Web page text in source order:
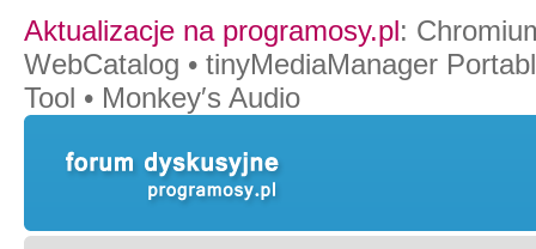
Aktualizacje na programosy.pl:
WebCatalog • tinyMediaManager
Tool • Monkey′s Audio